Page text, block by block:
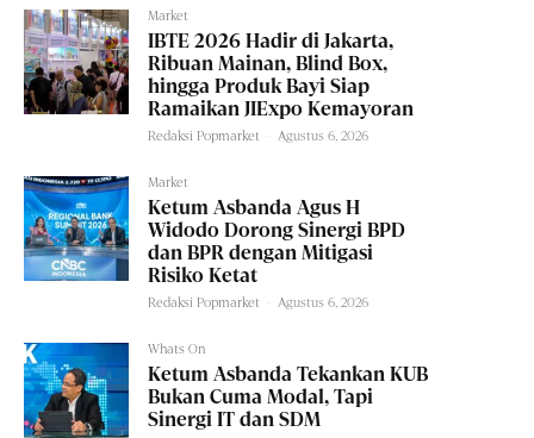
Market
IBTE 2026 Hadir di Jakarta,
Ribuan Mainan, Blind Box,
hingga Produk Bayi Siap
Ramaikan JIExpo Kemayoran
Redaksi Popmarket Agustus 6, 2026
Market
Ketum Asbanda Agus H
Widodo Dorong Sinergi BPD
dan BPR dengan Mitigasi
Risiko Ketat
Redaksi Popmarket Agustus 6, 2026
Whats On
Ketum Asbanda Tekankan KUB
Bukan Cuma Modal, Tapi
Sinergi IT dan SDM